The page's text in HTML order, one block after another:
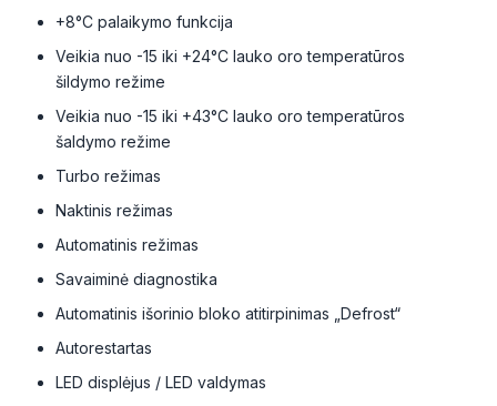
+8°C palaikymo funkcija
Veikia nuo -15 iki +24°C lauko oro temperatūros
šildymo režime
Veikia nuo -15 iki +43°C lauko oro temperatūros
šaldymo režime
Turbo režimas
Naktinis režimas
Automatinis režimas
Savaiminė diagnostika
Automatinis išorinio bloko atitirpinimas „Defrost“
Autorestartas
LED displėjus / LED valdymas